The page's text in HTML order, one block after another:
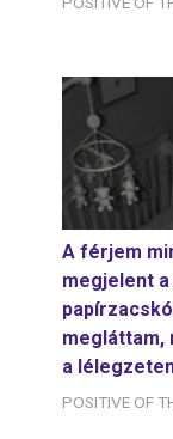
A férjem
megjelent
megláttam,
a
POSITIVE OF